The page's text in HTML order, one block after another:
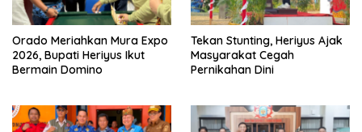
Orado Meriahkan Mura Expo
2026, Bupati Heriyus Ikut
Bermain Domino
Tekan Stunting, Heriyus Ajak
Masyarakat Cegah
Pernikahan Dini